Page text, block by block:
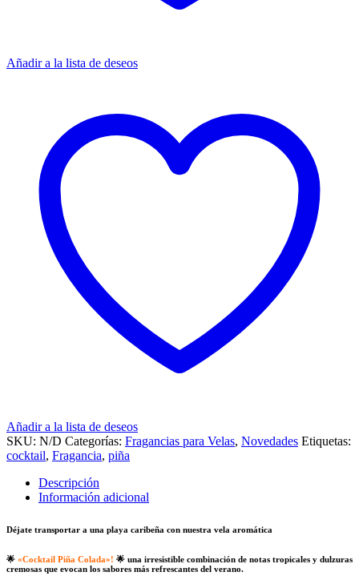
Añadir a la lista de deseos
Añadir a la lista de deseos
SKU: N/D Categorías: Fragancias para Velas, Novedades Etiquetas:
cocktail, Fragancia, piña
Descripción
Información adicional
Déjate transportar a una playa caribeña con nuestra vela aromática
🌟 «Cocktail Piña Colada»! 🌟 una irresistible combinación de notas tropicales y dulzuras
cremosas que evocan los sabores más refrescantes del verano.